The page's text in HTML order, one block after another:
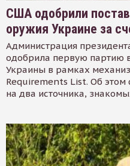
США одобрили
оружия Украине за
Администрация
одобрила первую партию
Украины в рамках
Requirements List. Об
на два источника,